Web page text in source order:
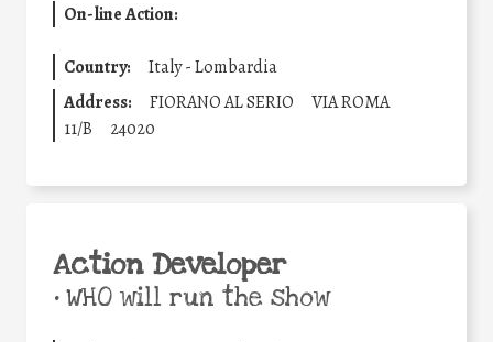
On-line Action:
Country:
Italy - Lombardia
Address:
FIORANO AL SERIO
VIA ROMA
11/B
24020
Action Developer
•WHO will run the show